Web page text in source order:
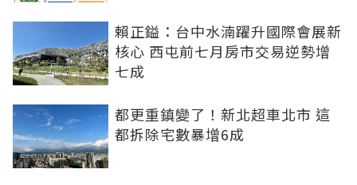
賴正鎰：台中水湳躍升國際會展新
核心 西屯前七月房市交易逆勢增
七成
都更重鎮變了！新北超車北市 這
都拆除宅數暴增6成